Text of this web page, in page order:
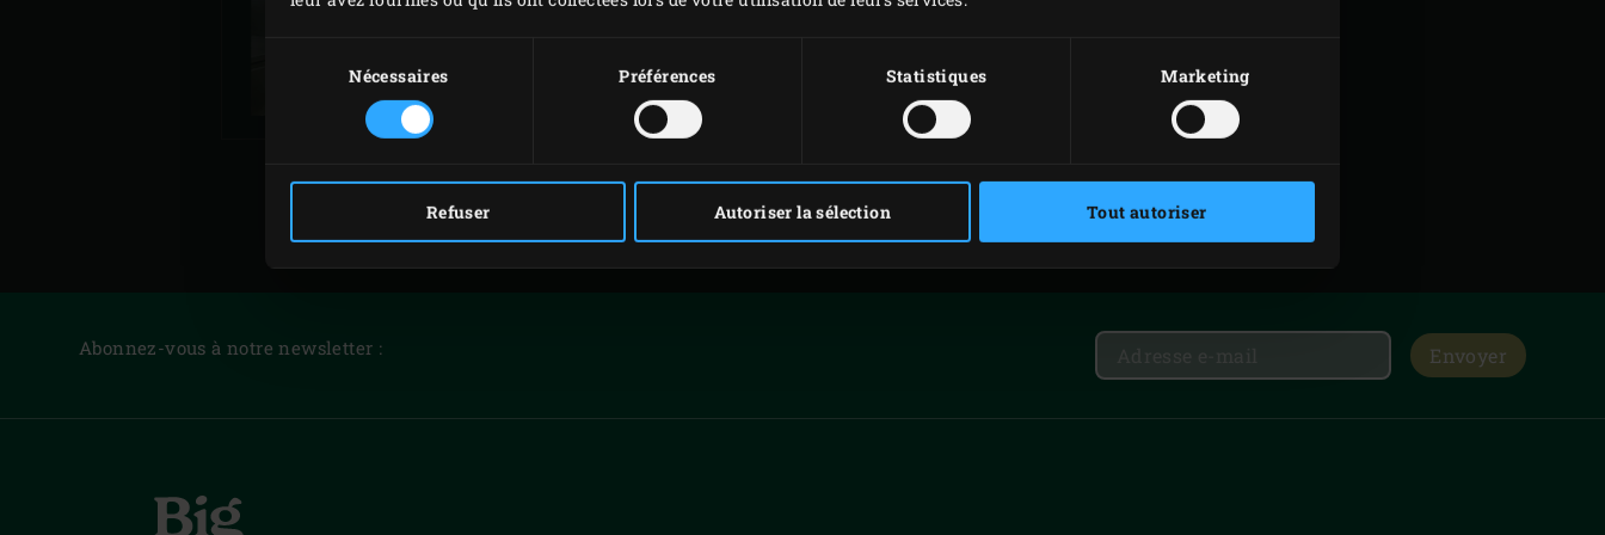
consentement
Nécessaires Préférences Statistiques Marketing
Refuser Autoriser la sélection Tout autoriser
DU BIG GREEN EGG
PRO, PENSEZ BIG !
Abonnez-vous à notre newsletter : Envoyer